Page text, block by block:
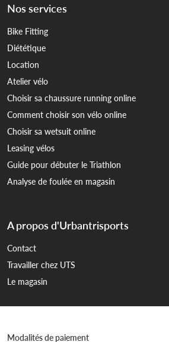
Nos services
Bike Fitting
Diététique
Location
Atelier vélo
Choisir sa chaussure running online
Comment choisir son vélo online
Choisir sa wetsuit online
Leasing vélos
Guide pour débuter le Triathlon
Analyse de foulée en magasin
A propos d'Urbantrisports
Contact
Travailler chez UTS
Le magasin
Modalités de paiement